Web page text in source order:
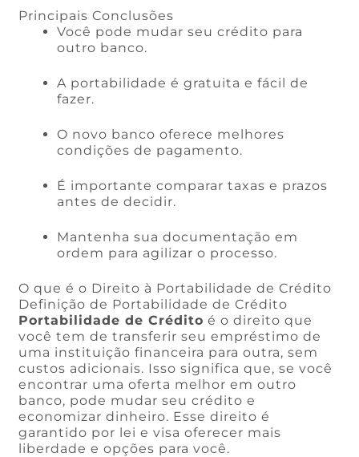
Principais Conclusões
Você pode mudar seu crédito para
outro banco.
A portabilidade é gratuita e fácil de
fazer.
O novo banco oferece melhores
condições de pagamento.
É importante comparar taxas e prazos
antes de decidir.
Mantenha sua documentação em
ordem para agilizar o processo.
O que é o Direito à Portabilidade de Crédito
Definição de Portabilidade de Crédito
Portabilidade de Crédito é o direito que
você tem de transferir seu empréstimo de
uma instituição financeira para outra, sem
custos adicionais. Isso significa que, se você
encontrar uma oferta melhor em outro
banco, pode mudar seu crédito e
economizar dinheiro. Esse direito é
garantido por lei e visa oferecer mais
liberdade e opções para você.